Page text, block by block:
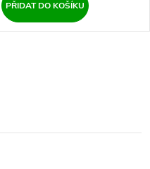
PŘIDAT DO KOŠÍKU